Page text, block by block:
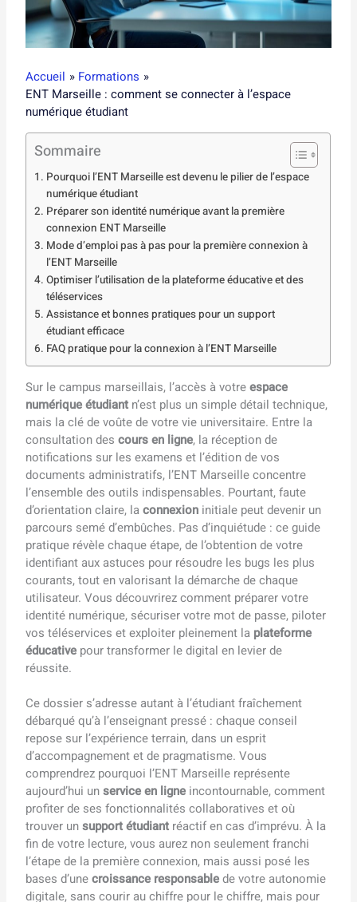
Accueil
Formations
ENT Marseille : comment se connecter à l’espace
numérique étudiant
Sommaire
Pourquoi l’ENT Marseille est devenu le pilier de l’espace
numérique étudiant
Préparer son identité numérique avant la première
connexion ENT Marseille
Mode d’emploi pas à pas pour la première connexion à
l’ENT Marseille
Optimiser l’utilisation de la plateforme éducative et des
téléservices
Assistance et bonnes pratiques pour un support
étudiant efficace
FAQ pratique pour la connexion à l’ENT Marseille
Sur le campus marseillais, l’accès à votreespace
numérique étudiant n’est plus un simple détail technique,
mais la clé de voûte de votre vie universitaire. Entre la
consultation descours en ligne, la réception de
notifications sur les examens et l’édition de vos
documents administratifs, l’ENT Marseille concentre
l’ensemble des outils indispensables. Pourtant, faute
d’orientation claire, laconnexion initiale peut devenir un
parcours semé d’embûches. Pas d’inquiétude : ce guide
pratique révèle chaque étape, de l’obtention de votre
identifiant aux astuces pour résoudre les bugs les plus
courants, tout en valorisant la démarche de chaque
utilisateur. Vous découvrirez comment préparer votre
identité numérique, sécuriser votre mot de passe, piloter
vos téléservices et exploiter pleinement la plateforme
éducative pour transformer le digital en levier de
réussite.
Ce dossier s’adresse autant à l’étudiant fraîchement
débarqué qu’à l’enseignant pressé : chaque conseil
repose sur l’expérience terrain, dans un esprit
d’accompagnement et de pragmatisme. Vous
comprendrez pourquoi l’ENT Marseille représente
aujourd’hui unservice en ligne incontournable, comment
profiter de ses fonctionnalités collaboratives et où
trouver unsupport étudiant réactif en cas d’imprévu. À la
fin de votre lecture, vous aurez non seulement franchi
l’étape de la première connexion, mais aussi posé les
bases d’unecroissance responsablede votre autonomie
digitale, sans courir au chiffre pour le chiffre, mais pour